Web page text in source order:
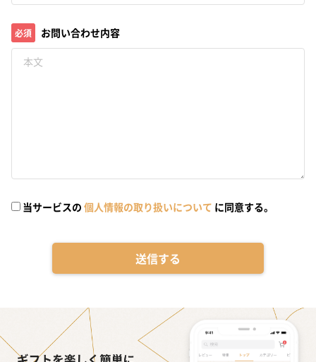
必須 お問い合わせ内容
当サービスの 個人情報の取り扱いについて に同意する。
送信する